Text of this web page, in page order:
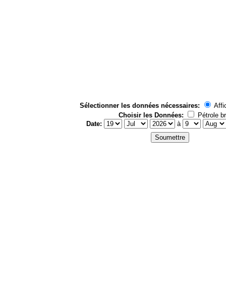
Sélectionner les données nécessaires:
Choisir les Données:
Pétrole
Date:
à